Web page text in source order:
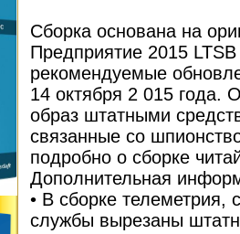
Сборка основана на
Предприятие 2015
рекомендуемые
14 октября 2 015 года.
образ штатными
связанные со
подробно о сборке
Дополнительная
• В сборке телеметрия,
службы вырезаны